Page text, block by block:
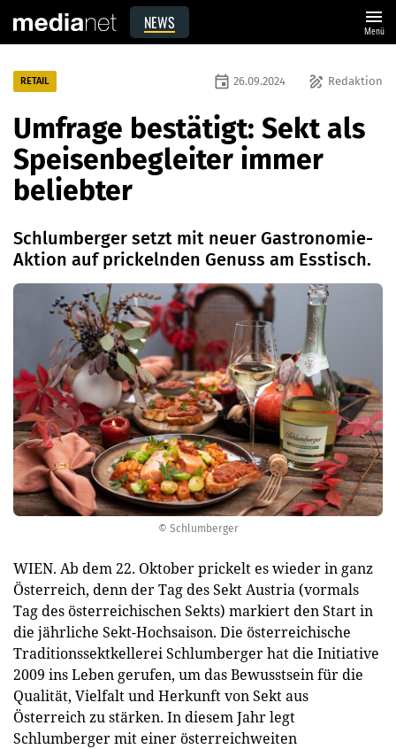
NEWS menu
Menü
© Schlumberger
RETAIL draw Redaktion
event 26.09.2024
Umfrage bestätigt: Sekt als
Speisenbegleiter immer
beliebter
Schlumberger setzt mit neuer Gastronomie-
Aktion auf prickelnden Genuss am Esstisch.
WIEN. Ab dem 22. Oktober prickelt es wieder in ganz
Österreich, denn der Tag des Sekt Austria (vormals
Tag des österreichischen Sekts) markiert den Start in
die jährliche Sekt-Hochsaison. Die österreichische
Traditionssektkellerei Schlumberger hat die Initiative
2009 ins Leben gerufen, um das Bewusstsein für die
Qualität, Vielfalt und Herkunft von Sekt aus
Österreich zu stärken. In diesem Jahr legt
Schlumberger mit einer österreichweiten